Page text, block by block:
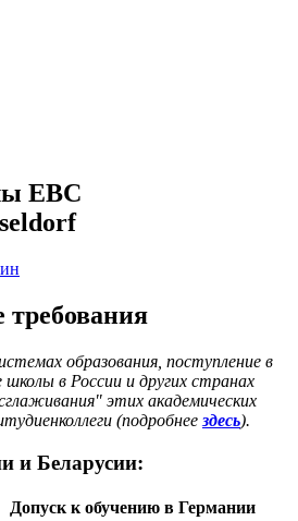
EBC
требования
образования, поступление в
школы в России и других странах
этих академических
(подробнее здесь).
и Беларусии:
Допуск к обучению в Германии